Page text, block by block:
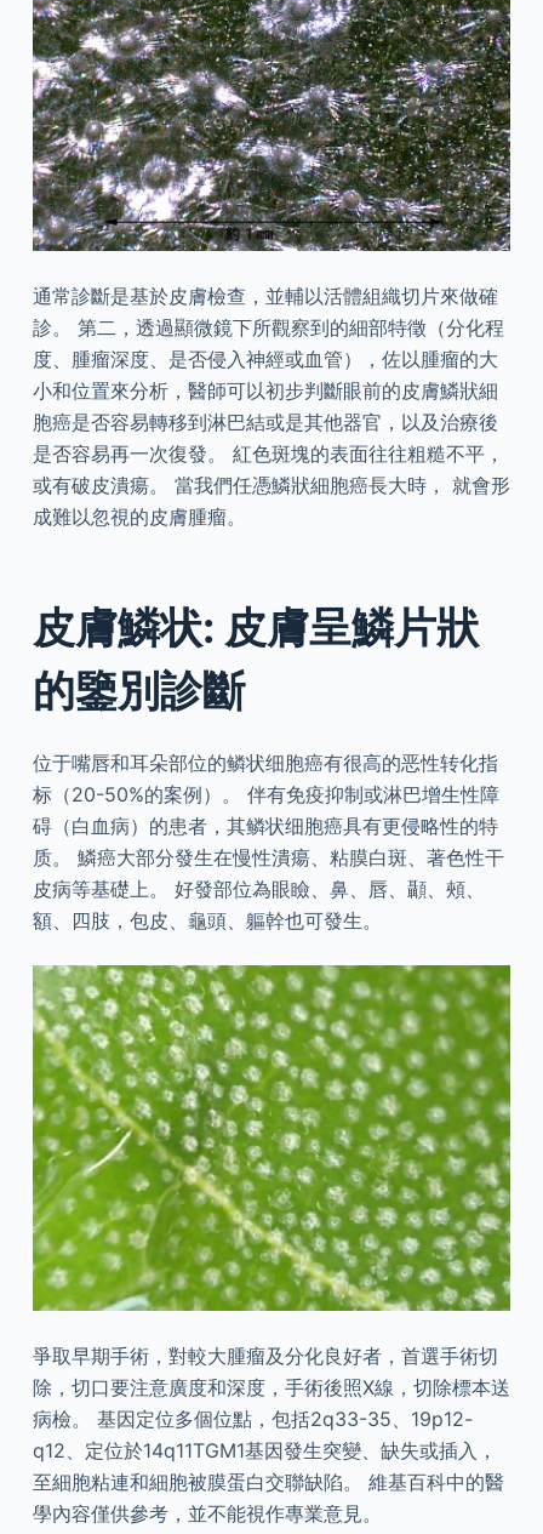
通常診斷是基於皮膚檢查，並輔以活體組織切片來做確
診。 第二，透過顯微鏡下所觀察到的細部特徵（分化程
度、腫瘤深度、是否侵入神經或血管），佐以腫瘤的大
小和位置來分析，醫師可以初步判斷眼前的皮膚鱗狀細
胞癌是否容易轉移到淋巴結或是其他器官，以及治療後
是否容易再一次復發。 紅色斑塊的表面往往粗糙不平，
或有破皮潰瘍。 當我們任憑鱗狀細胞癌長大時， 就會形
成難以忽視的皮膚腫瘤。
皮膚鱗状: 皮膚呈鱗片狀
的鑒別診斷
位于嘴唇和耳朵部位的鳞状细胞癌有很高的恶性转化指
标（20-50%的案例）。 伴有免疫抑制或淋巴增生性障
碍（白血病）的患者，其鳞状细胞癌具有更侵略性的特
质。 鱗癌大部分發生在慢性潰瘍、粘膜白斑、著色性干
皮病等基礎上。 好發部位為眼瞼、鼻、唇、顳、頰、
額、四肢，包皮、龜頭、軀幹也可發生。
爭取早期手術，對較大腫瘤及分化良好者，首選手術切
除，切口要注意廣度和深度，手術後照X線，切除標本送
病檢。 基因定位多個位點，包括2q33-35、19p12-
q12、定位於14q11TGM1基因發生突變、缺失或插入，
至細胞粘連和細胞被膜蛋白交聯缺陷。 維基百科中的醫
學內容僅供參考，並不能視作專業意見。